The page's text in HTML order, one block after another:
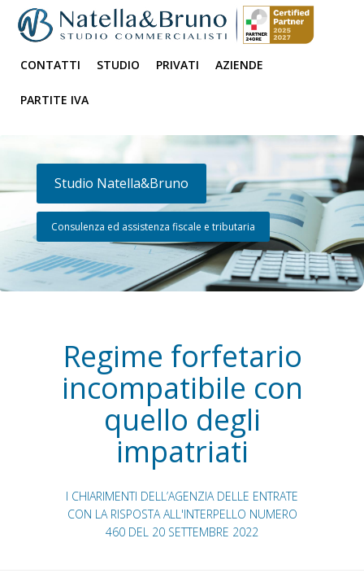
CONTATTI STUDIO PRIVATI AZIENDE
PARTITE IVA
Studio Natella&Bruno
Consulenza ed assistenza fiscale e tributaria
Regime forfetario
incompatibile con
quello degli
impatriati
I CHIARIMENTI DELL’AGENZIA DELLE ENTRATE
CON LA RISPOSTA ALL'INTERPELLO NUMERO
460 DEL 20 SETTEMBRE 2022